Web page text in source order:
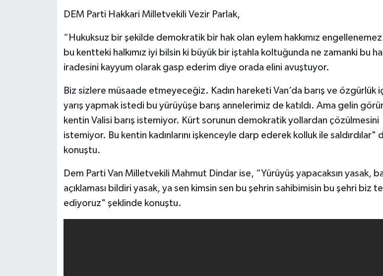
DEM Parti Hakkari Milletvekili Vezir Parlak,
“Hukuksuz bir şekilde demokratik bir hak olan eylem hakkımız
bu kentteki halkımız iyi bilsin ki büyük bir iştahla koltuğunda ne zamanki bu
iradesini kayyum olarak gasp ederim diye orada elini avuştuyor.
Biz sizlere müsaade etmeyeceğiz. Kadın hareketi Van’da barış ve özgürlük
yarış yapmak istedi bu yürüyüşe barış annelerimiz de katıldı. Ama gelin
kentin Valisi barış istemiyor. Kürt sorunun demokratik yollardan çözülmesini
istemiyor. Bu kentin kadınlarını işkenceyle darp ederek kolluk ile saldırdılar"
konuştu.
Dem Parti Van Milletvekili Mahmut Dindar ise, “Yürüyüş yapacaksın yasak,
açıklaması bildiri yasak, ya sen kimsin sen bu şehrin sahibimisin bu şehri biz
ediyoruz" şeklinde konuştu.